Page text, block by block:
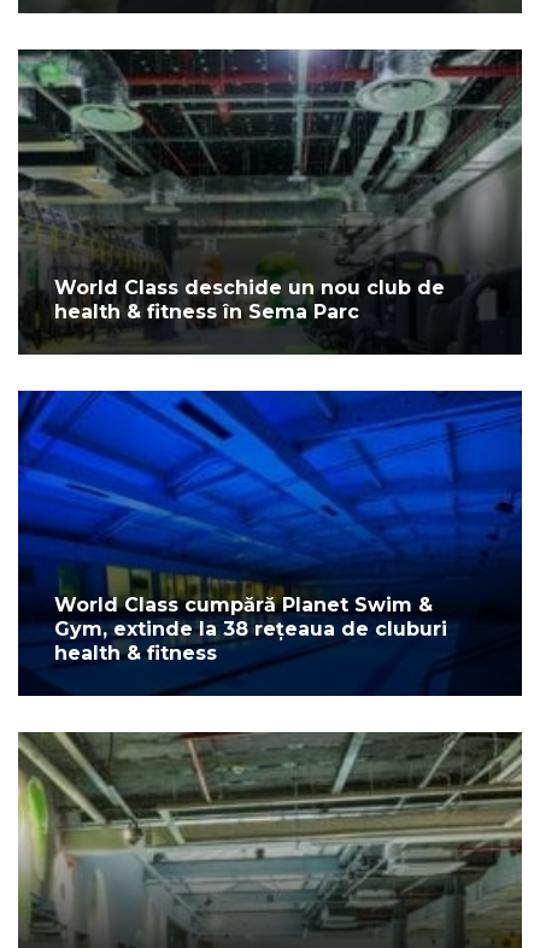
World Class deschide un nou club de
health & fitness în Sema Parc
World Class cumpără Planet Swim &
Gym, extinde la 38 rețeaua de cluburi
health & fitness